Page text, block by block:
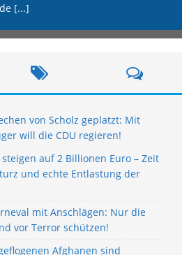
[...]
von Scholz geplatzt: Mit
will die CDU regieren!
auf 2 Billionen Euro – Zeit
und echte Entlastung der
mit Anschlägen: Nur die
vor Terror schützen!
Afghanen sind